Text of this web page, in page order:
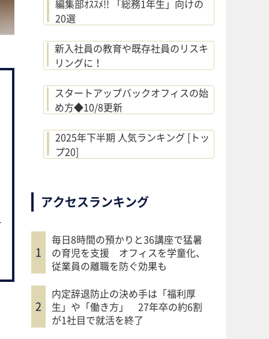
編集部ｵｽｽﾒ!! 「総務1年生」向けの
20選
新入社員の教育や既存社員のリスキ
リングに！
スタートアップバックオフィスの始
め方◆10/8更新
2025年下半期 人気ランキング [トッ
プ20]
アクセスランキング
毎日8時間の預かりと36講座で猛暑
の育児を支援 オフィスを学童化、
従業員の離職を防ぐ効果も
内定辞退防止の決め手は「福利厚
生」や「働き方」 27年卒の約6割
が1社目で就活を終了